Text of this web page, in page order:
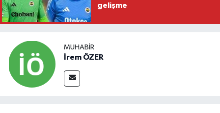
gelişme
MUHABIR
İrem ÖZER